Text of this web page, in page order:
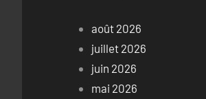
août 2026
juillet 2026
juin 2026
mai 2026